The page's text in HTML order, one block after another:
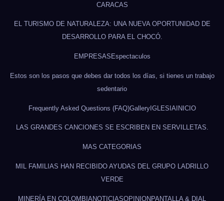
CARACAS
EL TURISMO DE NATURALEZA: UNA NUEVA OPORTUNIDAD DE
DESARROLLO PARA EL CHOCÓ.
EMPRESAS Espectaculos
Estos son los pasos que debes dar todos los días, si tienes un trabajo
sedentario
Frequently Asked Questions (FAQ)GalleryIGLESIAINICIO
LAS GRANDES CANCIONES SE ESCRIBEN EN SERVILLETAS.
MAS CATEGORIAS
MIL FAMILIAS HAN RECIBIDO AYUDAS DEL GRUPO LADRILLO
VERDE
MINERÍA EN COLOMBIA NOTICIASOPINION PANTALLA & DIAL